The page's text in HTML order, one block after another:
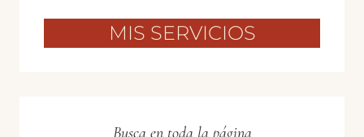
MIS SERVICIOS
Busca en toda la página